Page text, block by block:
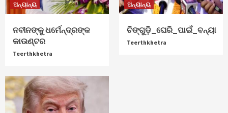
ଅନ୍ୟାନ୍ୟ
ନବୀନଙ୍କୁ ଧର୍ମେନ୍ଦ୍ରଙ୍କ
କାଉଣ୍ଟର
Teerthkhetra
ଅନ୍ୟାନ୍ୟ
ଚିଙ୍ଗୁଡ଼ି_ଘେରି_ପାଇଁ_ବନ୍ୟା
Teerthkhetra